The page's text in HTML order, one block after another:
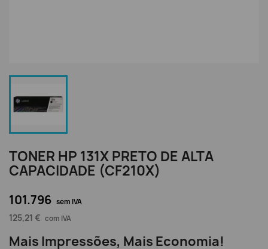
TONER HP 131X PRETO DE ALTA
CAPACIDADE (CF210X)
101.796 sem IVA
125,21 € com IVA
Mais Impressões, Mais Economia!